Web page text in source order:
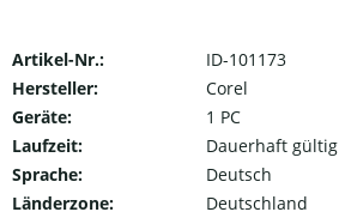
Artikel-Nr.:
ID-101173
Hersteller:
Corel
Geräte:
1 PC
Laufzeit:
Dauerhaft gültig
Sprache:
Deutsch
Länderzone:
Deutschland